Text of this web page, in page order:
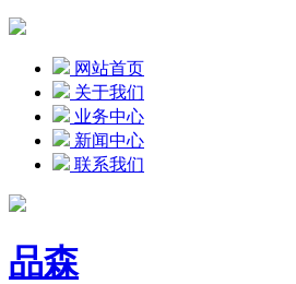
网站首页
关于我们
业务中心
新闻中心
联系我们
品森